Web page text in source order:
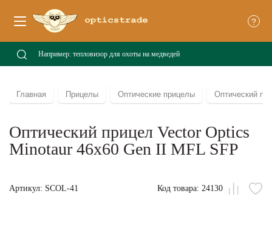
?
Главная Прицелы Оптические прицелы Оптический
Оптический прицел Vector Optics
Minotaur 46x60 Gen II MFL SFP
Артикул: SCOL-41 Код товара: 24130